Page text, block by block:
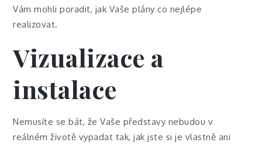
Vám mohli poradit, jak Vaše plány co nejlépe
realizovat.
Vizualizace a
instalace
Nemusíte se bát, že Vaše představy nebudou v
reálném životě vypadat tak, jak jste si je vlastně ani